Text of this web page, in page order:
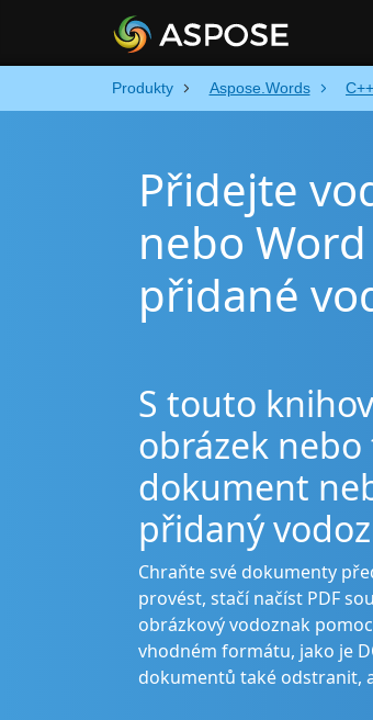
Produkty Aspose.Words C++
Přidejte
nebo
přidané
S touto
obrázek nebo
dokument
přidaný
Chraňte své dokumenty
provést, stačí načíst PDF
obrázkový vodoznak
vhodném formátu, jako je
dokumentů také odstranit,